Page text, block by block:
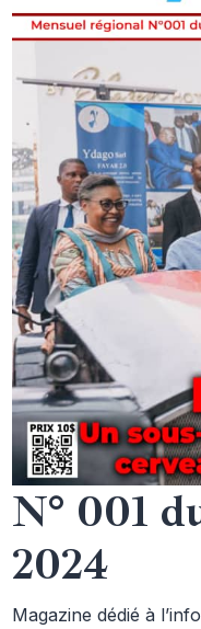
N° 001
2024
Magazine dédié à